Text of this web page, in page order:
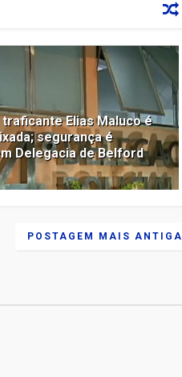
traficante Elias Maluco é
segurança é
Delegacia de Belford
POSTAGEM MAIS ANTIGA